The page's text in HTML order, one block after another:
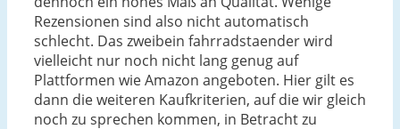
Rezensionen sind also nicht automatisch
schlecht. Das zweibein fahrradstaender wird
vielleicht nur noch nicht lang genug auf
Plattformen wie Amazon angeboten. Hier gilt es
dann die weiteren Kaufkriterien, auf die wir gleich
noch zu sprechen kommen, in Betracht zu